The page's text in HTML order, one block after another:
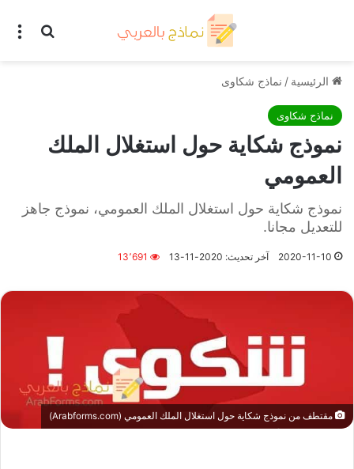
بحث
الرئيسية / نماذج شكاوى
نماذج شكاوى
نموذج شكاية حول استغلال الملك
العمومي
نموذج شكاية حول استغلال الملك العمومي، نموذج جاهز
للتعديل مجانا.
2020-11-10 آخر تحديث: 2020-11-13 13٬691
مقتطف من نموذج شكاية حول استغلال الملك العمومي (Arabforms.com)